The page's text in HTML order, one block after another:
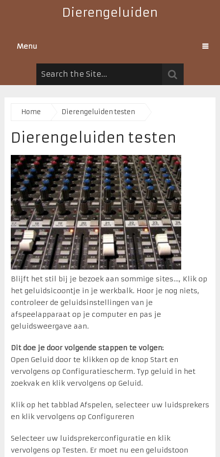
Dierengeluiden
Menu
Home Dierengeluiden testen
Dierengeluiden testen
Blijft het stil bij je bezoek aan sommige sites…, Klik op
het geluidsicoontje in je werkbalk. Hoor je nog niets,
controleer de geluidsinstellingen van je
afspeelapparaat op je computer en pas je
geluidsweergave aan.
Dit doe je door volgende stappen te volgen:
Open Geluid door te klikken op de knop Start en
vervolgens op Configuratiescherm. Typ geluid in het
zoekvak en klik vervolgens op Geluid.
Klik op het tabblad Afspelen, selecteer uw luidsprekers
en klik vervolgens op Configureren
Selecteer uw luidsprekerconfiguratie en klik
vervolgens op Testen. Er moet nu een geluidstoon